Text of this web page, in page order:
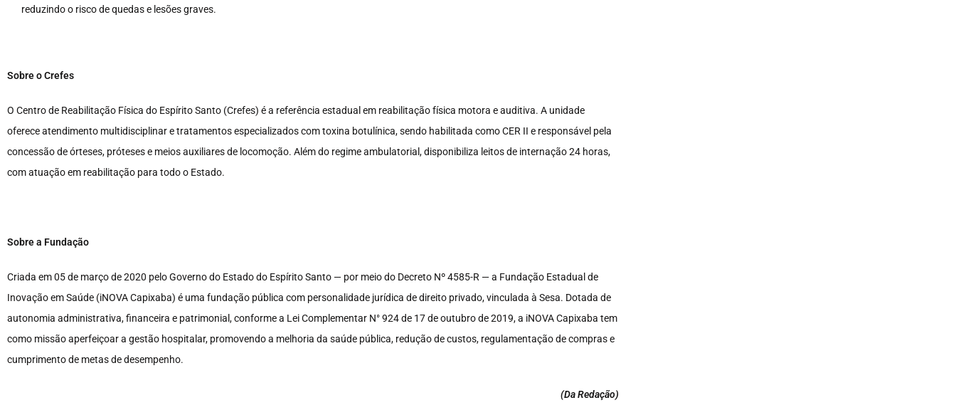
reduzindo o risco de quedas e lesões graves.
Sobre o Crefes
O Centro de Reabilitação Física do Espírito Santo (Crefes) é a referência estadual em reabilitação física motora e auditiva. A unidade
oferece atendimento multidisciplinar e tratamentos especializados com toxina botulínica, sendo habilitada como CER II e responsável pela
concessão de órteses, próteses e meios auxiliares de locomoção. Além do regime ambulatorial, disponibiliza leitos de internação 24 horas,
com atuação em reabilitação para todo o Estado.
Sobre a Fundação
Criada em 05 de março de 2020 pelo Governo do Estado do Espírito Santo — por meio do Decreto Nº 4585-R — a Fundação Estadual de
Inovação em Saúde (iNOVA Capixaba) é uma fundação pública com personalidade jurídica de direito privado, vinculada à Sesa. Dotada de
autonomia administrativa, financeira e patrimonial, conforme a Lei Complementar N° 924 de 17 de outubro de 2019, a iNOVA Capixaba tem
como missão aperfeiçoar a gestão hospitalar, promovendo a melhoria da saúde pública, redução de custos, regulamentação de compras e
cumprimento de metas de desempenho.
(Da Redação)